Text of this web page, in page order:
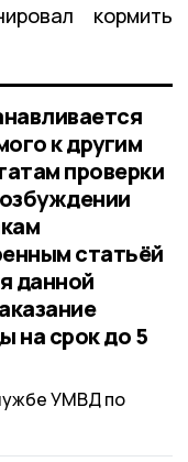
кормить
к другим
проверки
статьёй
данной
на срок до 5
УМВД по